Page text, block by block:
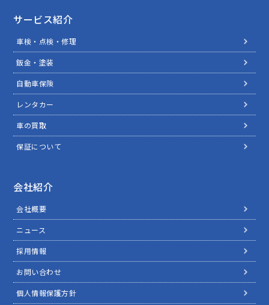
サービス紹介
車検・点検・修理
鈑金・塗装
自動車保険
レンタカー
車の買取
保証について
会社紹介
会社概要
ニュース
採用情報
お問い合わせ
個人情報保護方針